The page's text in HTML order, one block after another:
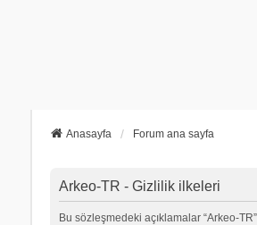
Anasayfa Forum ana sayfa
Arkeo-TR - Gizlilik ilkeleri
Bu sözleşmedeki açıklamalar “Arkeo-